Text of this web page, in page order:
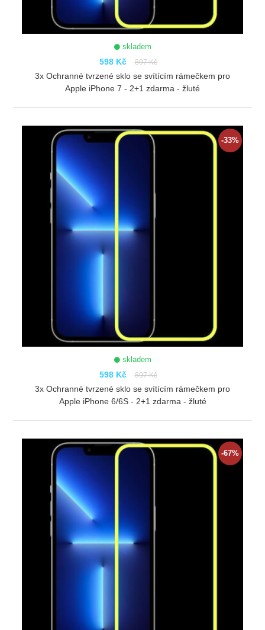
skladem
598 Kč 897 Kč
ZOBRAZIT
3x Ochranné tvrzené sklo se svítícím rámečkem pro
Apple iPhone 7 - 2+1 zdarma - žluté
-33%
skladem
598 Kč 897 Kč
ZOBRAZIT
3x Ochranné tvrzené sklo se svítícím rámečkem pro
Apple iPhone 6/6S - 2+1 zdarma - žluté
-67%